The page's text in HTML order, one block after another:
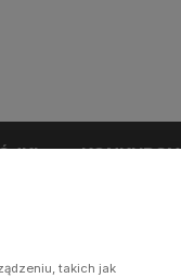
KONKURSY
takich jak